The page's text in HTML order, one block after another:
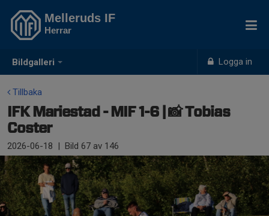
Bildgalleri Logga in
Melleruds IF
Herrar
Tillbaka
IFK Mariestad - MIF 1-6 | 📸 Tobias
Coster
2026-06-18 | Bild 67 av 146